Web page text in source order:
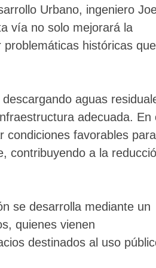
Urbano, ingeniero
vía no solo mejorará la
históricas que
aguas
adecuada. En
condiciones favorables
contribuyendo a la
se desarrolla mediante un
quienes vienen
destinados al uso